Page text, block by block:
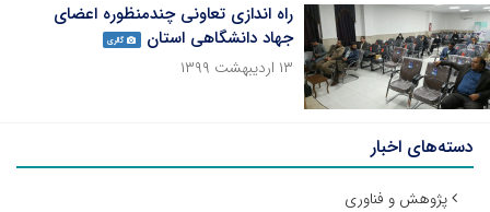
راه اندازی تعاونی چندمنظوره اعضای
جهاد دانشگاهی استان
گالری
۱۳ اردیبهشت ۱۳۹۹
دسته‌های اخبار
پژوهش و فناوری